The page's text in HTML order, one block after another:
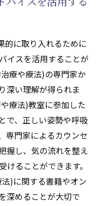
的に取り入れるために
イスを活用することが
療や療法)の専門家か
深い理解が得られま
療法)教室に参加した
で、正しい姿勢や呼吸
専門家によるカウンセ
握し、気の流れを整え
ることができます。
)に関する書籍やオン
深めることが大切で